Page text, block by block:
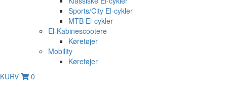
Sports/City El-cykler
MTB El-cykler
El-Kabinescootere
Køretøjer
Mobility
Køretøjer
KURV
0